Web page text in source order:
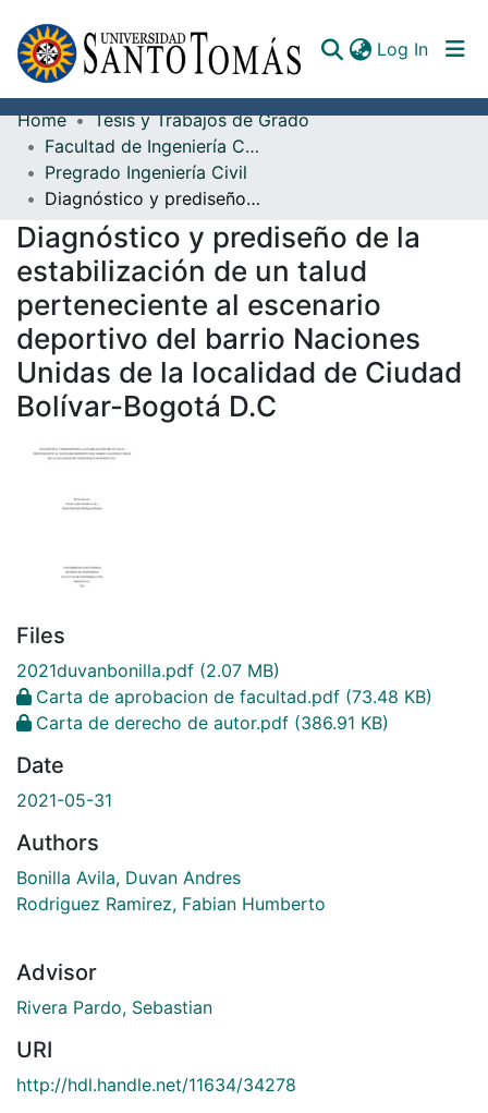
Log In
Communities & Collections
All of DSpace
Documents
Home
Tesis y Trabajos de Grado
Facultad de Ingeniería Civil
Pregrado Ingeniería Civil
Diagnóstico y prediseño de la estabilización de un talud perteneciente al escenario deportivo del barrio Naciones Unidas de la localidad de Ciudad Bolívar-Bogotá D.C
Diagnóstico y prediseño de la
estabilización de un talud
perteneciente al escenario
deportivo del barrio Naciones
Unidas de la localidad de Ciudad
Bolívar-Bogotá D.C
Files
2021duvanbonilla.pdf (2.07 MB)
Carta de aprobacion de facultad.pdf (73.48 KB)
Carta de derecho de autor.pdf (386.91 KB)
Date
2021-05-31
Authors
Bonilla Avila, Duvan Andres
Rodriguez Ramirez, Fabian Humberto
Advisor
Rivera Pardo, Sebastian
URI
http://hdl.handle.net/11634/34278